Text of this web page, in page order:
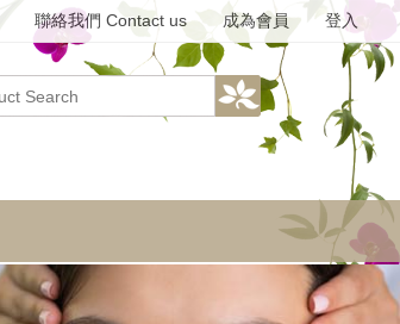
聯絡我們 Contact us 成為會員 登入